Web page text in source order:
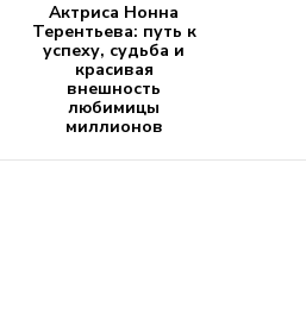
Актриса Нонна
Терентьева: путь к
успеху, судьба и
красивая
внешность
любимицы
миллионов